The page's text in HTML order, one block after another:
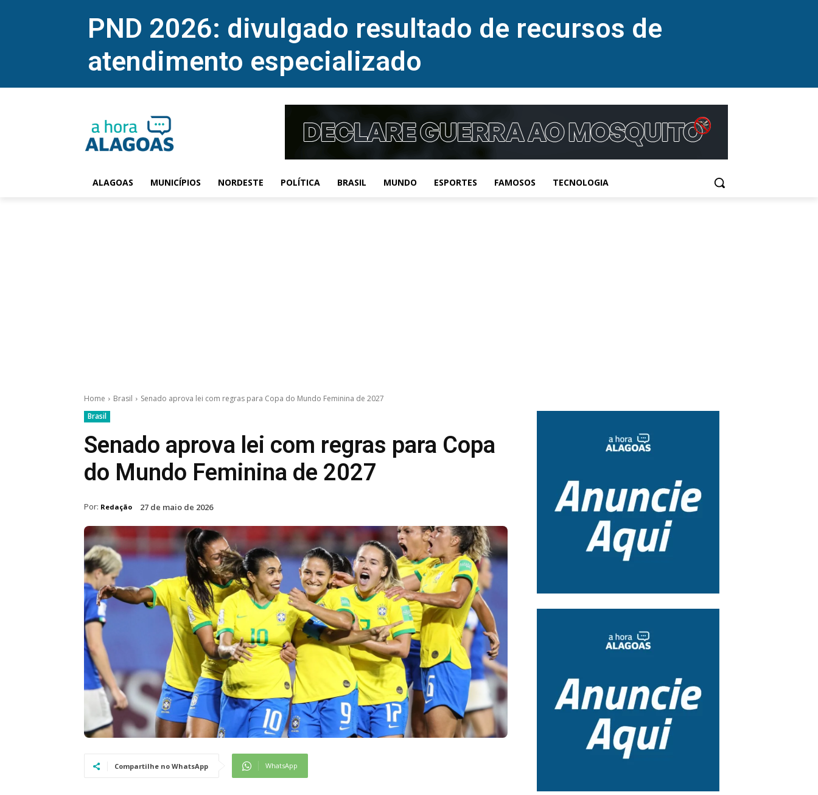
PND 2026: divulgado resultado de recursos de
atendimento especializado
ALAGOAS MUNICÍPIOS NORDESTE POLÍTICA BRASIL MUNDO ESPORTES FAMOSOS TECNOLOGIA
Home Brasil
Senado aprova lei com regras para Copa do Mundo Feminina de 2027
Brasil
Senado aprova lei com regras para Copa
do Mundo Feminina de 2027
Por: Redação 27 de maio de 2026
Compartilhe no WhatsApp WhatsApp